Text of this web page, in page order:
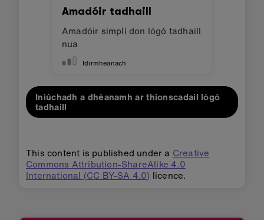
Amadóir tadhaill
Amadóir simplí don lógó tadhaill
nua
Idirmheánach
Iniúchadh a dhéanamh ar thionscadail lógó
tadhaill
This content is published under a Creative
Commons Attribution-ShareAlike 4.0
International (CC BY-SA 4.0) licence.